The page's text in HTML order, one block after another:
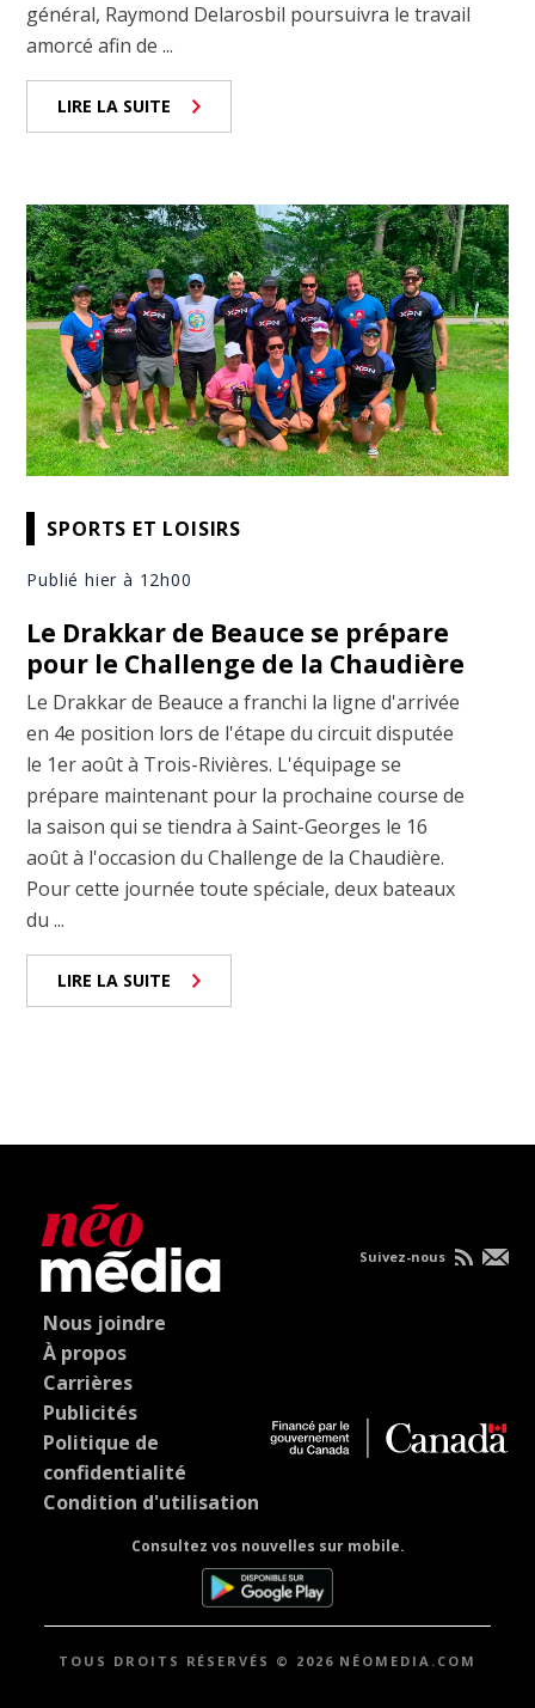
général, Raymond Delarosbil poursuivra le travail
amorcé afin de ...
LIRE LA SUITE
SPORTS ET LOISIRS
Publié hier à 12h00
Le Drakkar de Beauce se prépare
pour le Challenge de la Chaudière
Le Drakkar de Beauce a franchi la ligne d'arrivée
en 4e position lors de l'étape du circuit disputée
le 1er août à Trois-Rivières. L'équipage se
prépare maintenant pour la prochaine course de
la saison qui se tiendra à Saint-Georges le 16
août à l'occasion du Challenge de la Chaudière.
Pour cette journée toute spéciale, deux bateaux
du ...
LIRE LA SUITE
Nous joindre
À propos
Carrières
Publicités
Politique de
confidentialité
Condition d'utilisation
Consultez vos nouvelles sur mobile.
Suivez-nous
TOUS DROITS RÉSERVÉS © 2026 NÉOMEDIA.COM